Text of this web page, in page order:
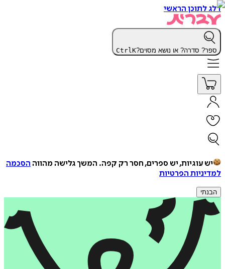
דלג לתוכן הראשי
ספר? סדרה? או נושא מסוים? CtrlK
יש עוגיות, יש ספרים, חסר רק קפה. המשך גלישה מהווה הסכמה
למדיניות הפרטיות
הבנתי